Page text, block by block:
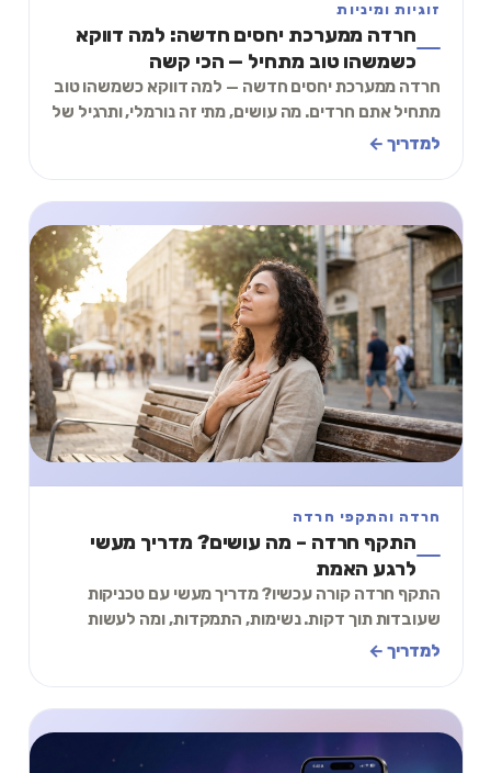
זוגיות ומיניות
חרדה ממערכת יחסים חדשה: למה דווקא
כשמשהו טוב מתחיל — הכי קשה
חרדה ממערכת יחסים חדשה — למה דווקא כשמשהו טוב
מתחיל אתם חרדים. מה עושים, מתי זה נורמלי, ותרגיל של
2 דקות.
למדריך ←
חרדה והתקפי חרדה
התקף חרדה – מה עושים? מדריך מעשי
לרגע האמת
התקף חרדה קורה עכשיו? מדריך מעשי עם טכניקות
שעובדות תוך דקות. נשימות, התמקדות, ומה לעשות
אחרי שזה עובר.
למדריך ←